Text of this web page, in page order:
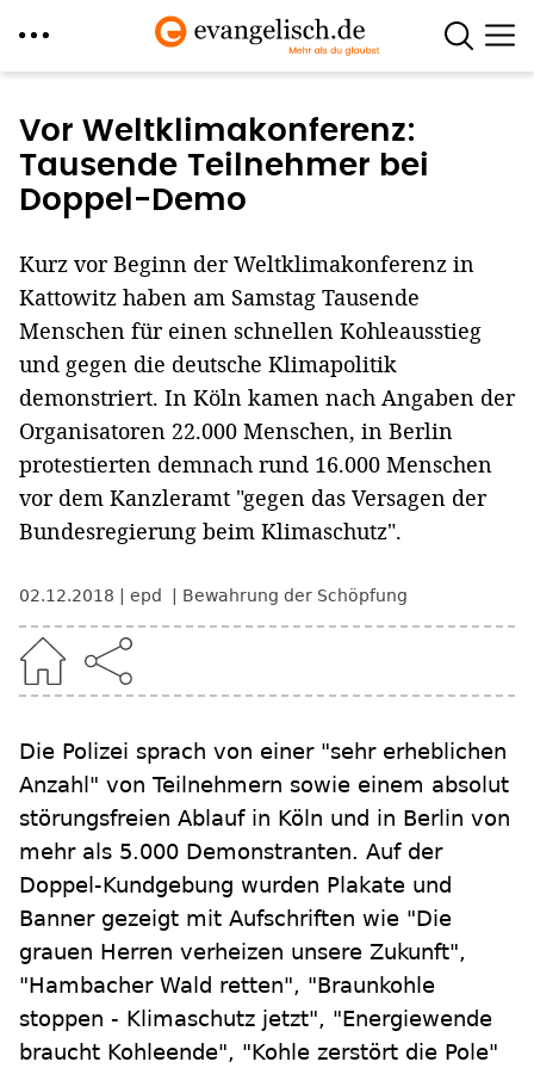
zum
Inhalt
Vor Weltklimakonferenz:
Tausende Teilnehmer bei
Doppel-Demo
Kurz vor Beginn der Weltklimakonferenz in
Kattowitz haben am Samstag Tausende
Menschen für einen schnellen Kohleausstieg
und gegen die deutsche Klimapolitik
demonstriert. In Köln kamen nach Angaben der
Organisatoren 22.000 Menschen, in Berlin
protestierten demnach rund 16.000 Menschen
vor dem Kanzleramt "gegen das Versagen der
Bundesregierung beim Klimaschutz".
02.12.2018 epd Bewahrung der Schöpfung
Die Polizei sprach von einer "sehr erheblichen
Anzahl" von Teilnehmern sowie einem absolut
störungsfreien Ablauf in Köln und in Berlin von
mehr als 5.000 Demonstranten. Auf der
Doppel-Kundgebung wurden Plakate und
Banner gezeigt mit Aufschriften wie "Die
grauen Herren verheizen unsere Zukunft",
"Hambacher Wald retten", "Braunkohle
stoppen - Klimaschutz jetzt", "Energiewende
braucht Kohleende", "Kohle zerstört die Pole"